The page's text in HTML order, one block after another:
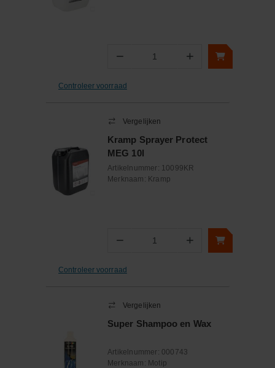
− Aantal +
Controleer voorraad
Vergelijken
Kramp Sprayer Protect
MEG 10l
Artikelnummer: 10099KR
Merknaam: Kramp
− Aantal +
Controleer voorraad
Vergelijken
Super Shampoo en Wax
Artikelnummer: 000743
Merknaam: Motip